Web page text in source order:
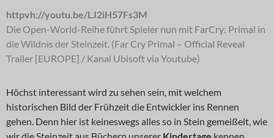
httpvh://youtu.be/LJ2iH57Fs3M
Die Open-World-Reihe führt Spieler nun mit FarCry: Primal in
die Wildnis der Steinzeit. (Far Cry Primal – Official Reveal
Trailer [EUROPE] / Kanal Ubisoft via Youtube)
Höchst interessant wird zu sehen sein, mit welchem
historischen Bild der Frühzeit die Entwickler ins Rennen
gehen. Denn hier ist keineswegs alles so in Stein gemeißelt, wie